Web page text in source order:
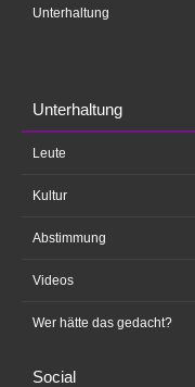
Unterhaltung
Unterhaltung
Leute
Kultur
Abstimmung
Videos
Wer hätte das gedacht?
Social